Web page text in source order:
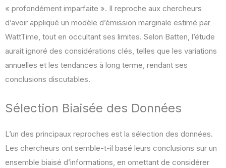
« profondément imparfaite ». Il reproche aux chercheurs
d’avoir appliqué un modèle d’émission marginale estimé par
WattTime, tout en occultant ses limites. Selon Batten, l’étude
aurait ignoré des considérations clés, telles que les variations
annuelles et les tendances à long terme, rendant ses
conclusions discutables.
Sélection Biaisée des Données
L’un des principaux reproches est la sélection des données.
Les chercheurs ont semble-t-il basé leurs conclusions sur un
ensemble biaisé d’informations, en omettant de considérer